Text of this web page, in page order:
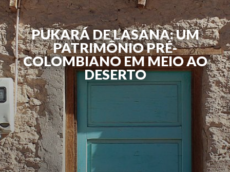
PUKARÁ DE LASANA: UM
PATRIMÔNIO PRÉ-
COLOMBIANO EM MEIO AO
DESERTO